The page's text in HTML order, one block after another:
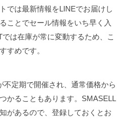
では最新情報をLINEでお届けし
ことでセール情報をいち早く入
は在庫が常に変動するため、こ
すめです。
不定期で開催され、通常価格から
かることもあります。SMASELL
があるので、登録しておくとお